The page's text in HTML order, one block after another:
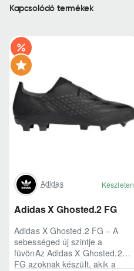
Kapcsolódó termékek
Adidas Készleten
Adidas X Ghosted.2 FG
Adidas X Ghosted.2 FG – A
sebességed új szintje a
füvönAz Adidas X Ghosted.2
FG azoknak készült, akik a